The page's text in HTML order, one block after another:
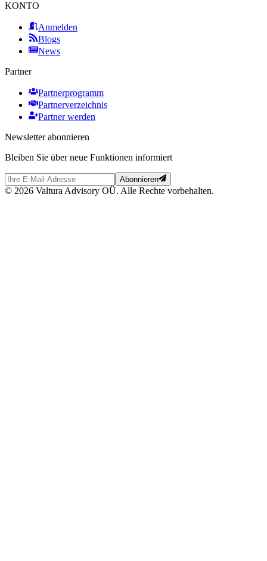
KONTO
Anmelden
Blogs
News
Partner
Partnerprogramm
Partnerverzeichnis
Partner werden
Newsletter abonnieren
Bleiben Sie über neue Funktionen informiert
Abonnieren
© 2026 Valtura Advisory OÜ. Alle Rechte vorbehalten.